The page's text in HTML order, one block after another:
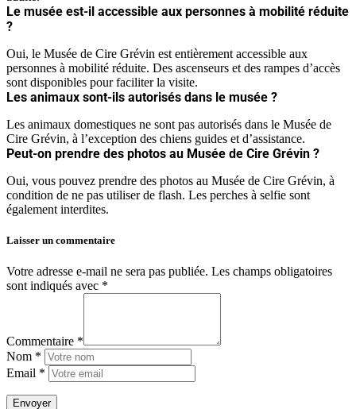
Le musée est-il accessible aux personnes à mobilité réduite
?
Oui, le Musée de Cire Grévin est entièrement accessible aux
personnes à mobilité réduite. Des ascenseurs et des rampes d’accès
sont disponibles pour faciliter la visite.
Les animaux sont-ils autorisés dans le musée ?
Les animaux domestiques ne sont pas autorisés dans le Musée de
Cire Grévin, à l’exception des chiens guides et d’assistance.
Peut-on prendre des photos au Musée de Cire Grévin ?
Oui, vous pouvez prendre des photos au Musée de Cire Grévin, à
condition de ne pas utiliser de flash. Les perches à selfie sont
également interdites.
Laisser un commentaire
Votre adresse e-mail ne sera pas publiée. Les champs obligatoires
sont indiqués avec *
Commentaire *
Nom *
Email *